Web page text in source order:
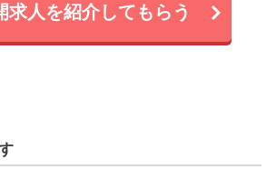
求人を紹介してもらう